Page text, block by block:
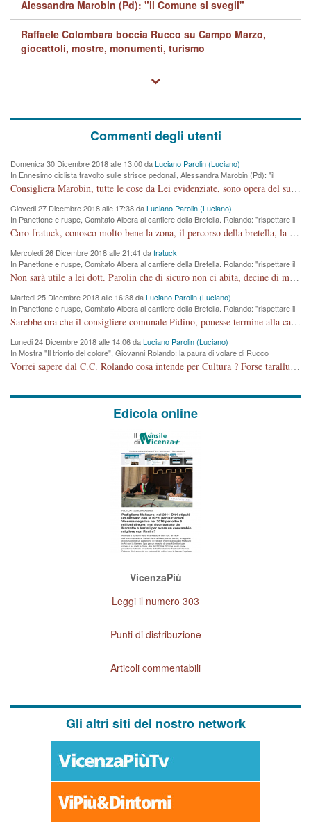
Alessandra Marobin (Pd): "il Comune si svegli"
Raffaele Colombara boccia Rucco su Campo Marzo,
giocattoli, mostre, monumenti, turismo
Commenti degli utenti
Domenica 30 Dicembre 2018 alle 13:00 daLuciano Parolin (Luciano)
In Ennesimo ciclista travolto sulle strisce pedonali, Alessandra Marobin (Pd): "il
Comune si svegli"
Consigliera Marobin, tutte le cose da Lei evidenziate, sono opera del suo ex Assessore e compagno di Partito Antonio Marco Dalla Pozza Assessore alla "progettazione" di piste ciclabili e altre porcherie. A lui manderei il conto da saldare per incidenti e danni alle persone. E' ora che "finiamola." Avete perso rassegnatevi. qui IL SINDACO RUCCO NON C'ENTRA PER NIENTE. CAPITO!!!!!!!! Amen.
Giovedi 27 Dicembre 2018 alle 17:38 daLuciano Parolin (Luciano)
In Panettone e ruspe, Comitato Albera al cantiere della Bretella. Rolando: "rispettare il
cronoprogramma"
Caro fratuck, conosco molto bene la zona, il percorso della bretella, la situazione dei cittadini, abito in Viale Trento. A partire dal 2003 ho partecipato al Comitato di Maddalene pro bretella, e a riunioni propositive per apportare modifiche al progetto. Numerose mie foto del territorio sono arrivate a Roma, altri miei interventi (non graditi dalla Sx) sono stati pubblicati dal GdV, assieme ad altri come Ciro Asproso, ora favorevole alla bretella. Ho partecipato alla raccolta firme per la chiusura della strada x 5 giorni eseguita dal Sindaco Hullwech per sforamento 180 Micro/g. Pertanto come impegno per la tematica sono apposto con la coscienza. Ora il Progetto è partito, fine! Voglio dire che la nuova Giunta "comunale" non c'entra più. L'opera sarà "malauguratamente" eseguita, ma non con il mio placet. Il Consigliere Comunale dovrebbe capire che la campagna elettorale è finita, con buona pace di tutti. Quello che invece dovrebbe interessare è la proprietà della strada, dall'uscita autostradale Ovest, sino alla Rotatoria dell'Albara, vi sono tre possessori: Autostrade SpA; La Provincia, il Comune. Come la mettiamo per il futuro ? I costi, da 50 sono saliti a 100 milioni di € come dire 20 milioni a KM (!) da non credere. Comunque si farà. Ma nessuno canti Vittoria, anzi meglio non farne un ulteriore fatto "partitico" per questioni elettorali o di seggio. Se mi manda la sua mail, sono disponibile ad inviare i documenti e le foto sopra descritte. Con ossequi, Luciano Parolin
Mercoledi 26 Dicembre 2018 alle 21:41 dafratuck
In Panettone e ruspe, Comitato Albera al cantiere della Bretella. Rolando: "rispettare il
cronoprogramma"
Non sarà utile a lei dott. Parolin che di sicuro non ci abita, decine di migliaia di TIR, automobili e padroncini che passano quotidianamente per una strada appena rotabile, non è più possibile stendere i panni, attraversare la strada senza rischiare la morte, le case stanno crepando, i tempi sono cambiati e la bretella non passerà assolutamente per maddalene (ma cosa sta a dire?!), dia invece responsabilità a chi ha costruito tagliando la strada che doveva invece terminare a isola vicentina e non al moracchino lasciando Motta di Costabissara ancora in panne di traffico. I tempi sono cambiati dottore e se l'anagrafe della vita stagna nell'essere umano impressioni conservatrici, la società non le considera perchè va avanti, si industrializza e ha bisogno di infrastrutture e di sviluppo. Ultima considerazione, se è geloso di Rolando perchè vede in lui solo campagne politiche mentre si difendono i SOLI diritti dei cittadini, la preghiamo faccia considerazioni più appropriate. Saluti e complimenti per i suoi scritti.
Martedi 25 Dicembre 2018 alle 16:38 daLuciano Parolin (Luciano)
In Panettone e ruspe, Comitato Albera al cantiere della Bretella. Rolando: "rispettare il
cronoprogramma"
Sarebbe ora che il consigliere comunale Pidino, ponesse termine alla campagna elettorale nel territorio del suo seggio Villaggio del Sole. La tiraca è iniziata, distruggerà 6 km di prateria ovest della città, ricca di fonti e sorgenti d'acqua. I cittadini di Maddalene non avranno più Pace la notte. Molta colpa per la costruzione di questa Strada è proprio del signor Rolando,dei suoi gazebo mobili e che vuol far passare questa opera VANDALICA come progetto "utile" a chi ? Non è cosa seria sig. Rolando!
Lunedi 24 Dicembre 2018 alle 14:06 daLuciano Parolin (Luciano)
In Mostra "Il trionfo del colore", Giovanni Rolando: la paura di volare di Rucco
Vorrei sapere dal C.C. Rolando cosa intende per Cultura ? Forse tarallucci, vino e sagre, o spaghetti tricolori del PD ? Il continuo (s)parlare della mostra a Palazzo Chiericati caro consigliere DANNEGGIA FORTEMENTE l'immagine della città TUTTA e fa deviare i consensi che in RUSSIA (badi bene ex U.R.S.S.) sono ECCELLENTI. A livello artistico l'evento è di alta Valenza culturale, COMPITO di Tutta la Cittadinanza fare il possibile per propagandare l'iniziativa senza farne UN CASO PARTITICO come fa Lei da sempre. Meno Gazebo + Partecipazione! E così sia. Amen.
Edicola online
VicenzaPiù
Leggi il numero 303
Punti di distribuzione
Articoli commentabili
Gli altri siti del nostro network